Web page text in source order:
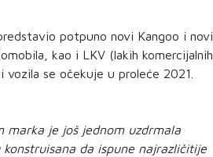
potpuno novi Kangoo i novi
kao i LKV (lakih komercijalnih
se očekuje u proleće 2021.
marka je još jednom uzdrmala
da ispune najrazličitije